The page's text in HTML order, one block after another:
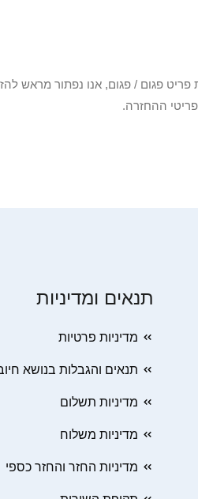
תוך 30 יום או שקיבלת פריט פגום /
ההחזרה.
תנאים ומדיניות
מדיניות פרטיות
תנאים והגבלות בנושא
מדיניות תשלום
מדיניות משלוח
מדיניות החזר והחזר כספי